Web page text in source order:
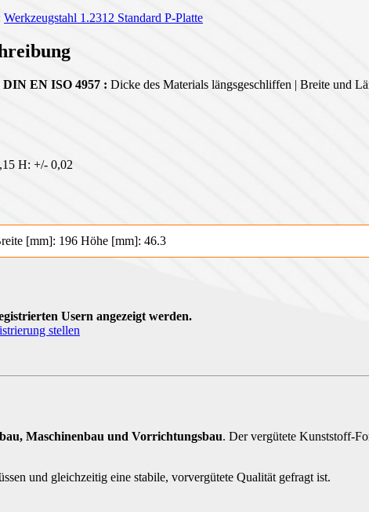
Werkzeugstahl 1.2312 Standard P-Platte
DIN EN ISO 4957 : Dicke des Materials längsgeschliffen | Breite und
H: +/- 0,02
[mm]: 196 Höhe [mm]: 46.3
Usern angezeigt werden.
stellen
Maschinenbau und Vorrichtungsbau. Der vergütete Kunststoff-
und gleichzeitig eine stabile, vorvergütete Qualität gefragt ist.